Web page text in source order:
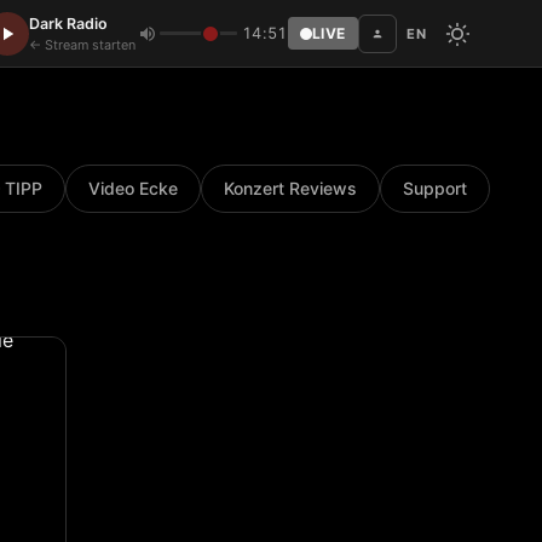
Dark Radio
← Stream starten
14:51 LIVE EN
TIPP Video Ecke Konzert Reviews Support